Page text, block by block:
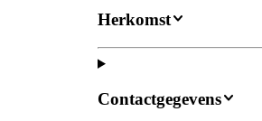
Herkomst
Contactgegevens